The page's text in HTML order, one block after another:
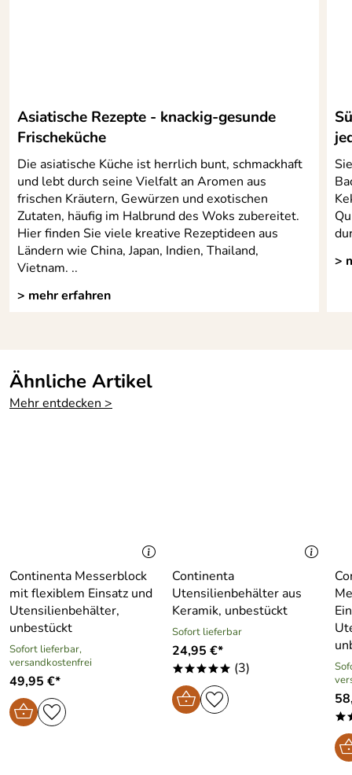
Asiatische Rezepte - knackig-gesunde
Frischeküche
Die asiatische Küche ist herrlich bunt, schmackhaft
und lebt durch seine Vielfalt an Aromen aus
frischen Kräutern, Gewürzen und exotischen
Zutaten, häufig im Halbrund des Woks zubereitet.
Hier finden Sie viele kreative Rezeptideen aus
Ländern wie China, Japan, Indien, Thailand,
Vietnam. ..
> mehr erfahren
>
Ähnliche Artikel
Mehr entdecken >
Continenta Messerblock
mit flexiblem Einsatz und
Utensilienbehälter,
unbestückt
Sofort lieferbar,
versandkostenfrei
49,95 €*
Continenta
Utensilienbehälter aus
Keramik, unbestückt
Sofort lieferbar
24,95 €*
***** (3)